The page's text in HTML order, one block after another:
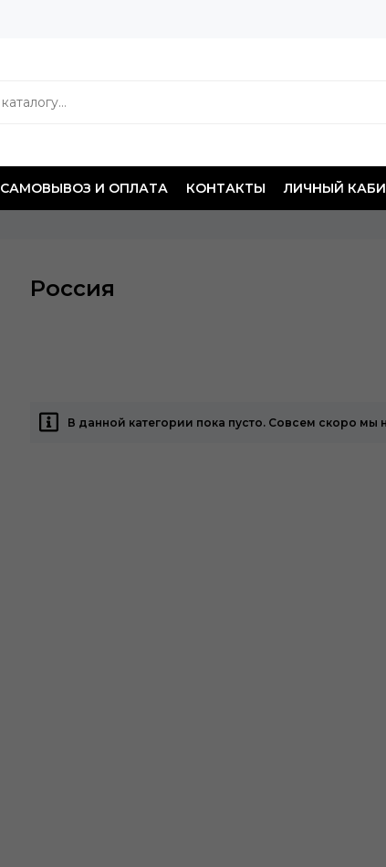
САМОВЫВОЗ И ОПЛАТА КОНТАКТЫ ЛИЧНЫЙ
Россия
В данной категории пока пусто. Совсем скоро